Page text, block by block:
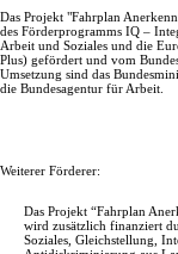
Das Projekt "Fahrplan
des Förderprogramms IQ –
Arbeit und Soziales und die
Plus) gefördert und vom
Umsetzung sind das
die Bundesagentur für Arbeit.
Weiterer Förderer:
Das Projekt “Fahrplan
wird zusätzlich finanziert
Soziales, Gleichstellung,